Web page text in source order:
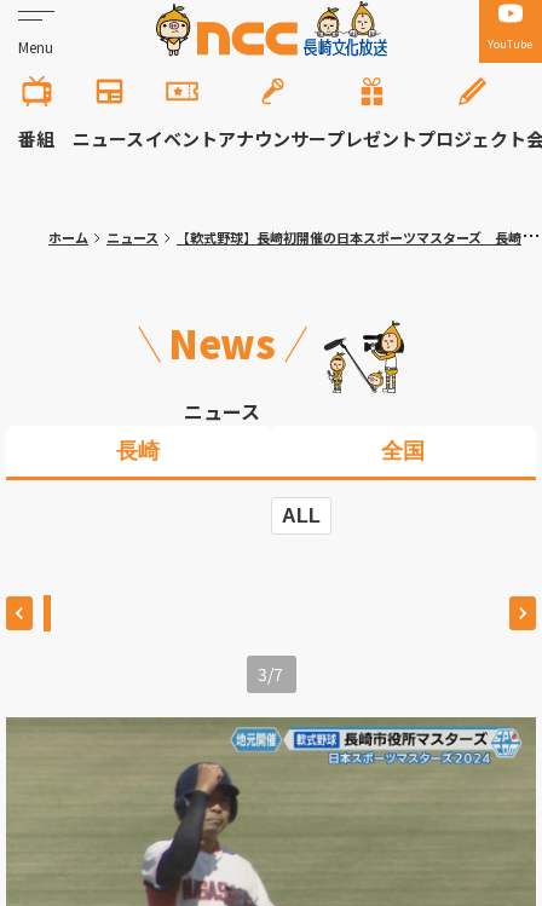
Menu YouTube
番組 ニュースイベントアナウンサープレゼントプロジェクト
ホーム ニュース 【軟式野球】長崎初開催の日本スポーツマスターズ 長崎市役所マスターズが地元開催で熱戦展開
News
ニュース
長崎 全国
ALL
3/7